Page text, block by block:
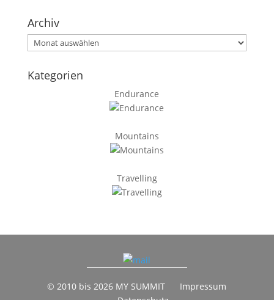
Archiv
Archiv
Kategorien
Endurance
Mountains
Travelling
© 2010 bis 2026 MY SUMMIT
Impressum